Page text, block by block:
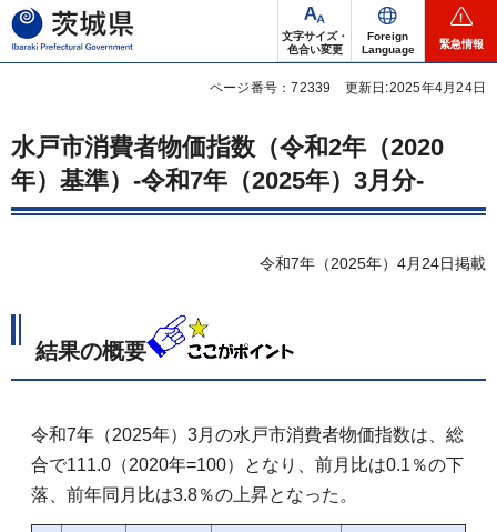
茨城県
文字サイズ・
色合い変更
Foreign
Language
緊急情報
ページ番号：72339 更新日:2025年4月24日
水戸市消費者物価指数（令和2年（2020
年）基準）-令和7年（2025年）3月分-
令和7年（2025年）4月24日掲載
結果の概要
令和7年（2025年）3月の水戸市消費者物価指数は、総
合で111.0（2020年=100）となり、前月比は0.1％の下
落、前年同月比は3.8％の上昇となった。